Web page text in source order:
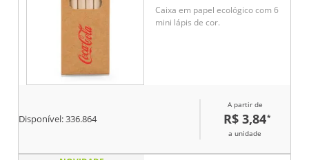
Caixa em papel ecológico com 6
mini lápis de cor.
Disponível:336.864
A partir de
R$ 3,84*
a unidade